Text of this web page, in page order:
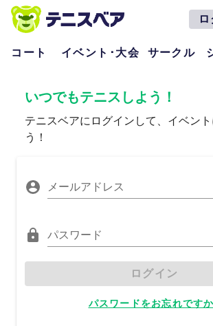
コート イベント･大会 サークル
いつでもテニスしよう！
テニスベアにログインして、イベン
う！
メールアドレス
パスワード
ログイン
パスワードをお忘れです